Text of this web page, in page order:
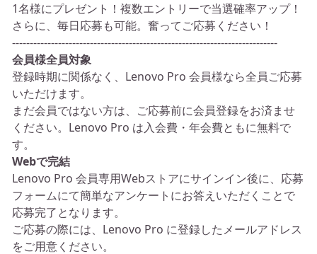
1名様にプレゼント！複数エントリーで当選確率アップ！
さらに、毎日応募も可能。奮ってご応募ください！
---------------------------------------------------------------------------
会員様全員対象
登録時期に関係なく、Lenovo Pro 会員様なら全員ご応募
いただけます。
まだ会員ではない方は、ご応募前に会員登録をお済ませ
ください。Lenovo Pro は入会費・年会費ともに無料で
す。
Webで完結
Lenovo Pro 会員専用Webストアにサインイン後に、応募
フォームにて簡単なアンケートにお答えいただくことで
応募完了となります。
ご応募の際には、Lenovo Pro に登録したメールアドレス
をご用意ください。